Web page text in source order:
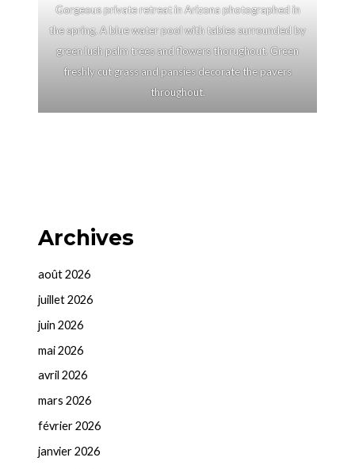
Gorgeous private retreat in Arizona photographed in
the spring. A blue water pool with tables surrounded by
green lush palm trees and flowers thorughout. Green
freshly cut grass and pansies decorate the pavers
throughout.
Archives
août 2026
juillet 2026
juin 2026
mai 2026
avril 2026
mars 2026
février 2026
janvier 2026